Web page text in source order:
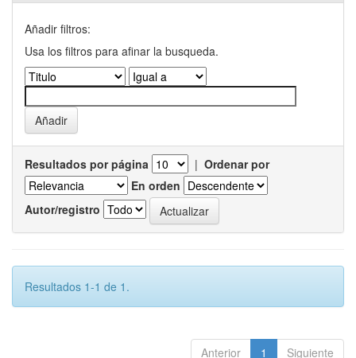
Añadir filtros:
Usa los filtros para afinar la busqueda.
Resultados por página | Ordenar por
En orden
Autor/registro
Resultados 1-1 de 1.
Anterior 1 Siguiente